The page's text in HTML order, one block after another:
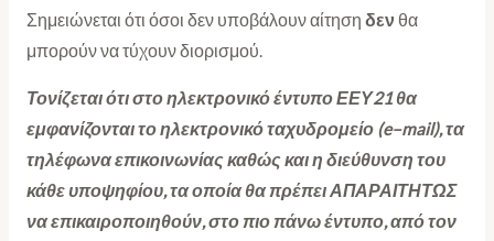
Σημειώνεται ότι όσοι δεν υποβάλουν αίτηση δεν θα
μπορούν να τύχουν διορισμού.
Τονίζεται ότι στο ηλεκτρονικό έντυπο ΕΕΥ21 θα
εμφανίζονται το ηλεκτρονικό ταχυδρομείο (e–mail), τα
τηλέφωνα επικοινωνίας καθώς και η διεύθυνση του
κάθε υποψηφίου, τα οποία θα πρέπει ΑΠΑΡΑΙΤΗΤΩΣ
να επικαιροποιηθούν, στο πιο πάνω έντυπο, από τον